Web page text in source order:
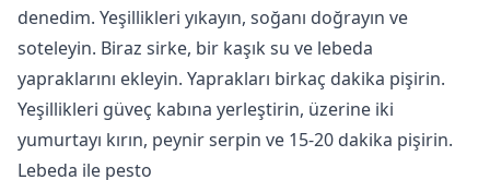
denedim. Yeşillikleri yıkayın, soğanı doğrayın ve
soteleyin. Biraz sirke, bir kaşık su ve lebeda
yapraklarını ekleyin. Yaprakları birkaç dakika pişirin.
Yeşillikleri güveç kabına yerleştirin, üzerine iki
yumurtayı kırın, peynir serpin ve 15-20 dakika pişirin.
Lebeda ile pesto